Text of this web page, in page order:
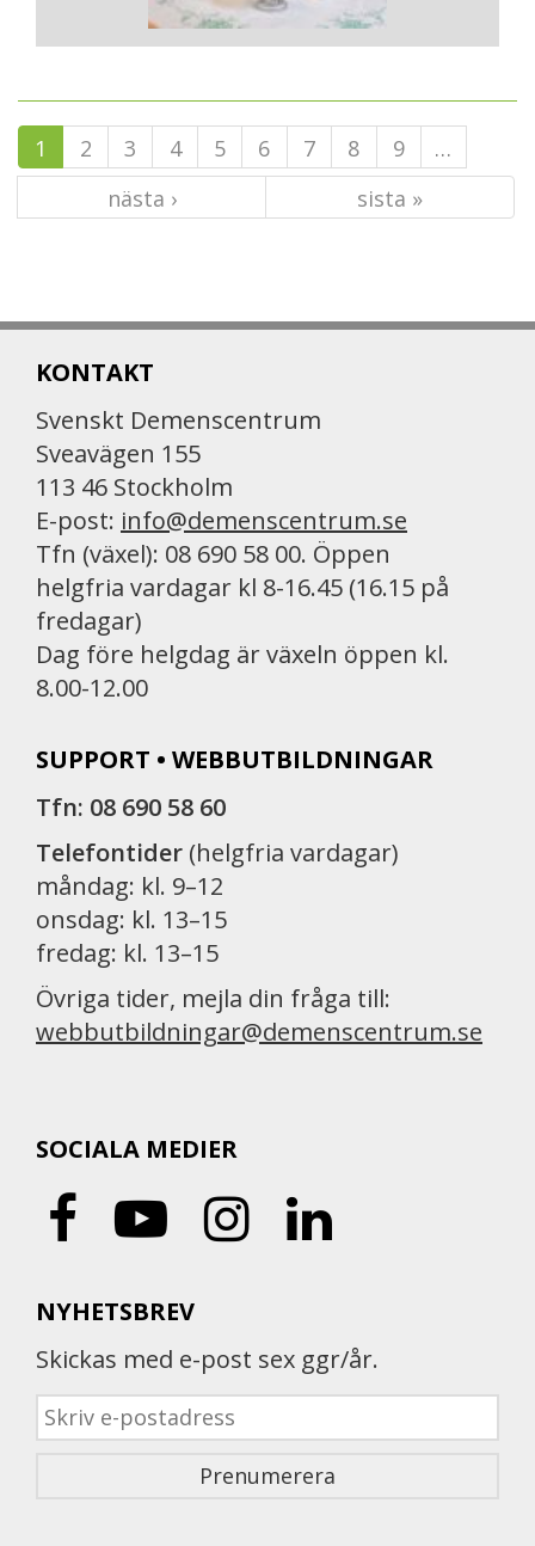
1 2 3 4 5 6 7 8 9
…
nästa ›
sista »
KONTAKT
Svenskt Demenscentrum
Sveavägen 155
113 46 Stockholm
E-post: info@demenscentrum.se
Tfn (växel): 08 690 58 00. Öppen
helgfria vardagar kl 8-16.45 (16.15 på
fredagar)
Dag före helgdag är växeln öppen kl.
8.00-12.00
SUPPORT • WEBBUTBILDNINGAR
Tfn: 08 690 58 60
Telefontider (helgfria vardagar)
måndag: kl. 9–12
onsdag: kl. 13–15
fredag: kl. 13–15
Övriga tider, mejla din fråga till:
webbutbildningar@demenscentrum.se
SOCIALA MEDIER
NYHETSBREV
Skickas med e-post sex ggr/år.